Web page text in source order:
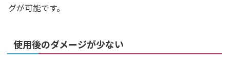
グが可能です。
使用後のダメージが少ない